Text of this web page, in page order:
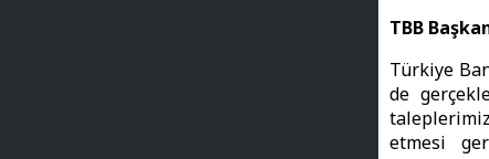
TBB
Türkiye
de
etmesi